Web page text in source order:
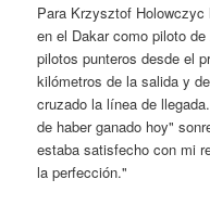
Para Krzysztof
en el Dakar como piloto
pilotos punteros desde el
kilómetros de la salida y
cruzado la línea de
de haber ganado hoy"
estaba satisfecho con mi
la perfección."